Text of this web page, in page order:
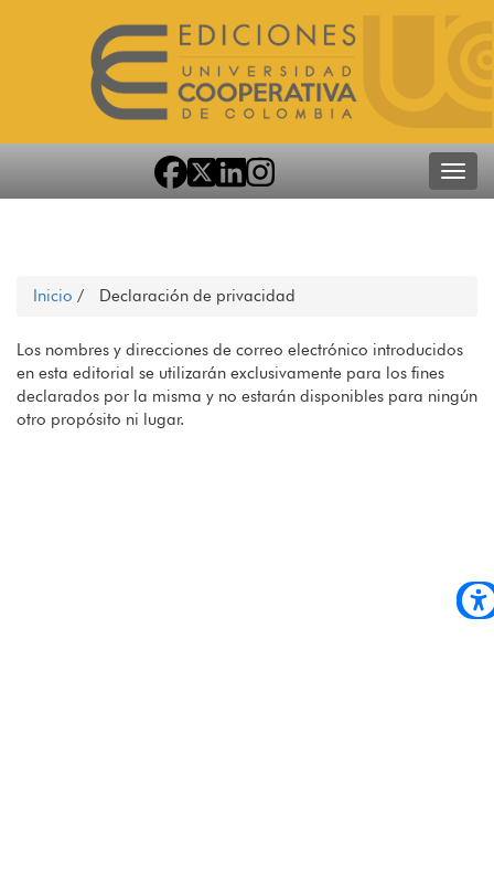
Inicio / Declaración de privacidad
Los nombres y direcciones de correo electrónico introducidos
en esta editorial se ​​utilizarán exclusivamente para los fines
declarados por la misma y no estarán disponibles para ningún
otro propósito ni lugar.